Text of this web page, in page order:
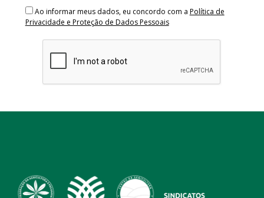
Ao informar meus dados, eu concordo com a Política de
Privacidade e Proteção de Dados Pessoais